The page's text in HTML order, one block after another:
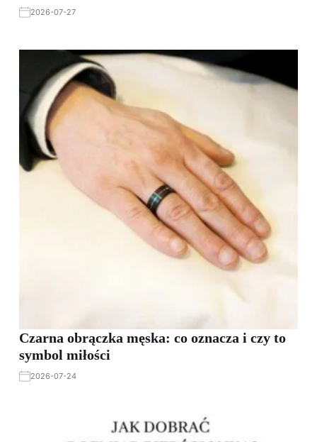
2026-07-27
Czarna obrączka męska: co oznacza i czy to
symbol miłości
2026-07-24